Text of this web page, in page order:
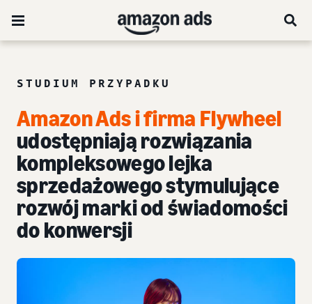
STUDIUM PRZYPADKU
Amazon Ads i firma Flywheel
udostępniają rozwiązania
kompleksowego lejka
sprzedażowego stymulujące
rozwój marki od świadomości
do konwersji